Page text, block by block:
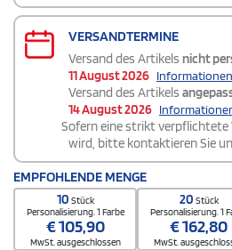
VERSANDTERMINE
Versand des Artikels nicht
11 August 2026 Informationen
Versand des Artikels
14 August 2026
Sofern eine strikt
wird, bitte kontaktieren Sie un
EMPFOHLENDE MENGE
10 Stück
Personalisierung. 1 Farbe
€105,90
MwSt. ausgeschlossen
20 Stück
Personalisierung. 1
€162,80
MwSt.